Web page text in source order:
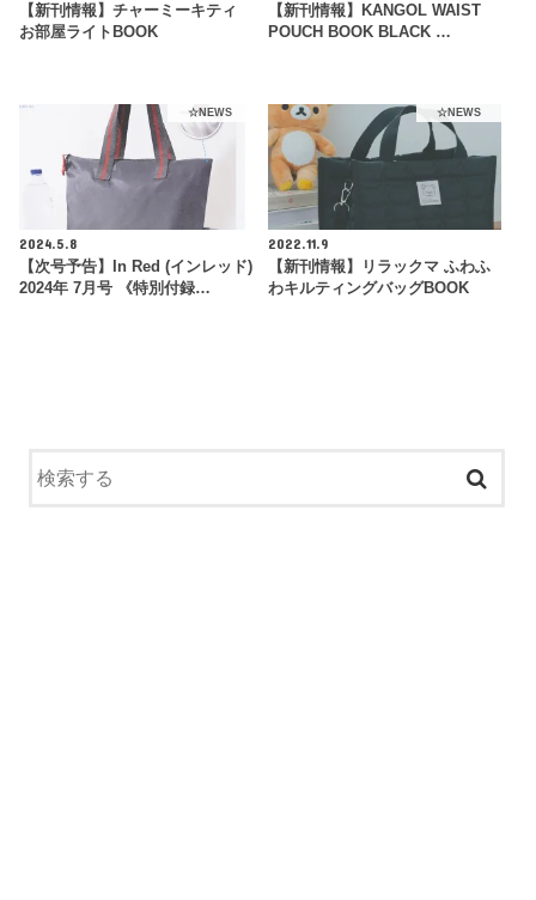
【新刊情報】チャーミーキティ
お部屋ライトBOOK
【新刊情報】KANGOL WAIST
POUCH BOOK BLACK …
☆NEWS
2024.5.8
【次号予告】In Red (インレッド)
2024年 7月号 《特別付録…
☆NEWS
2022.11.9
【新刊情報】リラックマ ふわふ
わキルティングバッグBOOK